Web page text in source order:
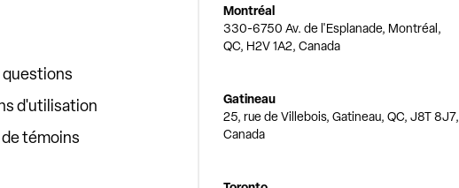
questions
d'utilisation
témoins
Montréal
330-6750 Av. de l'Esplanade, Montréal,
QC, H2V 1A2, Canada
Gatineau
25, rue de Villebois, Gatineau, QC, J8T 8J7,
Canada